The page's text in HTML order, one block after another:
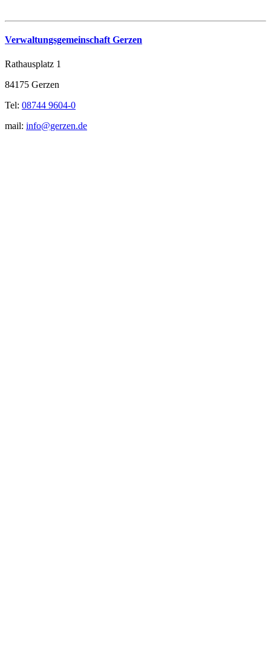
Verwaltungsgemeinschaft Gerzen
Rathausplatz 1
84175 Gerzen
Tel: 08744 9604-0
mail: info@gerzen.de